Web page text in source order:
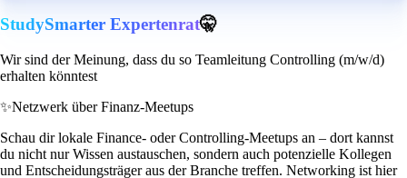
StudySmarter Expertenrat🤫
Wir sind der Meinung, dass du so Teamleitung Controlling (m/w/d)
erhalten könntest
✨Netzwerk über Finanz-Meetups
Schau dir lokale Finance- oder Controlling-Meetups an – dort kannst
du nicht nur Wissen austauschen, sondern auch potenzielle Kollegen
und Entscheidungsträger aus der Branche treffen. Networking ist hier